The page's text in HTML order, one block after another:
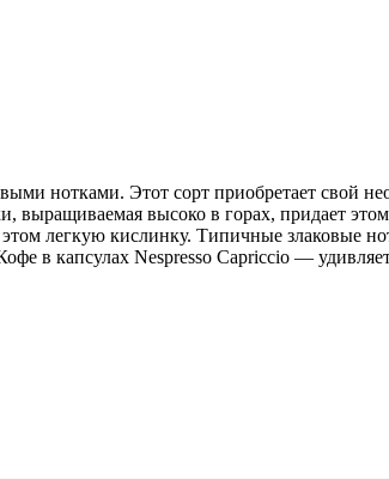
нотками. Этот сорт приобретает свой
высоко в горах, придает
легкую кислинку. Типичные злаковые
в капсулах Nespresso Capriccio —